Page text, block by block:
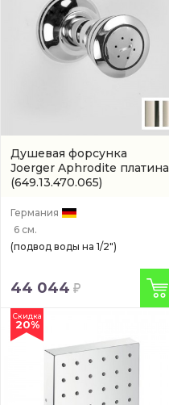
Душевая форсунка
Joerger Aphrodite платина
(649.13.470.065)
Германия
6 см.
(подвод воды на 1/2")
44 044
Скидка
20%